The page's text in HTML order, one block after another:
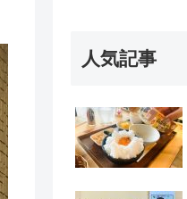
人気記事